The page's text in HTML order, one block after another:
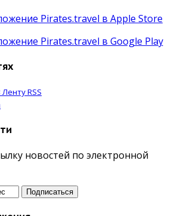
Ленту RSS
новостей по электронной